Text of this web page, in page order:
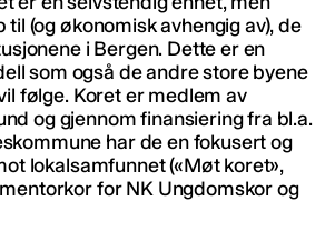
(og økonomisk avhengig av), de
i Bergen. Dette er en
som også de andre store byene
følge. Koret er medlem av
og gjennom finansiering fra bl.a.
har de en fokusert og
lokalsamfunnet («Møt koret»,
for NK Ungdomskor og